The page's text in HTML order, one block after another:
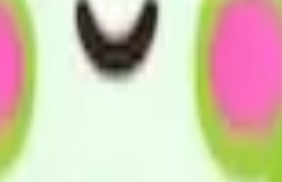
、及び福祉住環境コーディネーターが、迅速・丁寧・親切を